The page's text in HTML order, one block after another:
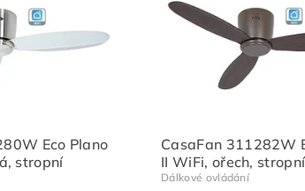
Eco Plano
stropní
CasaFan 311282W
II WiFi, ořech,
Dálkové ovládání